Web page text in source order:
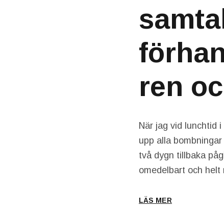
ren
När jag vid lunchtid
upp alla
två dygn tillbaka
omedelbart och
LÄS MER